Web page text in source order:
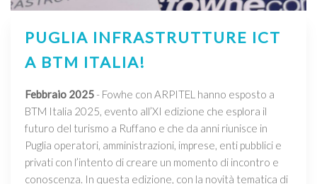
PUGLIA INFRASTRUTTURE ICT
A BTM ITALIA!
Febbraio 2025- Fowhe con ARPITEL hanno esposto a
BTM Italia 2025, evento all’XI edizione che esplora il
futuro del turismo a Ruffano e che da anni riunisce in
Puglia operatori, amministrazioni, imprese, enti pubblici e
privati con l’intento di creare un momento di incontro e
conoscenza. In questa edizione, con la novità tematica di